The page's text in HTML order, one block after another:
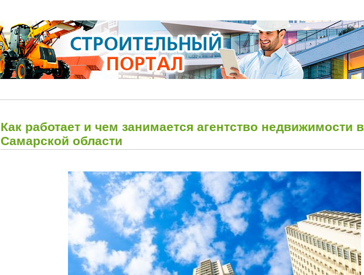
Как работает и чем занимается агентство недвижимости в
Самарской области